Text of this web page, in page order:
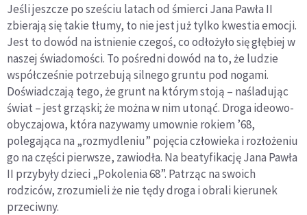
Jeśli jeszcze po sześciu latach od śmierci Jana Pawła II
zbierają się takie tłumy, to nie jest już tylko kwestia emocji.
Jest to dowód na istnienie czegoś, co odłożyło się głębiej w
naszej świadomości. To pośredni dowód na to, że ludzie
współcześnie potrzebują silnego gruntu pod nogami.
Doświadczają tego, że grunt na którym stoją – naśladując
świat – jest grząski; że można w nim utonąć. Droga ideowo-
obyczajowa, która nazywamy umownie rokiem ’68,
polegająca na „rozmydleniu” pojęcia człowieka i rozłożeniu
go na części pierwsze, zawiodła. Na beatyfikację Jana Pawła
II przybyły dzieci „Pokolenia 68”. Patrząc na swoich
rodziców, zrozumieli że nie tędy droga i obrali kierunek
przeciwny.